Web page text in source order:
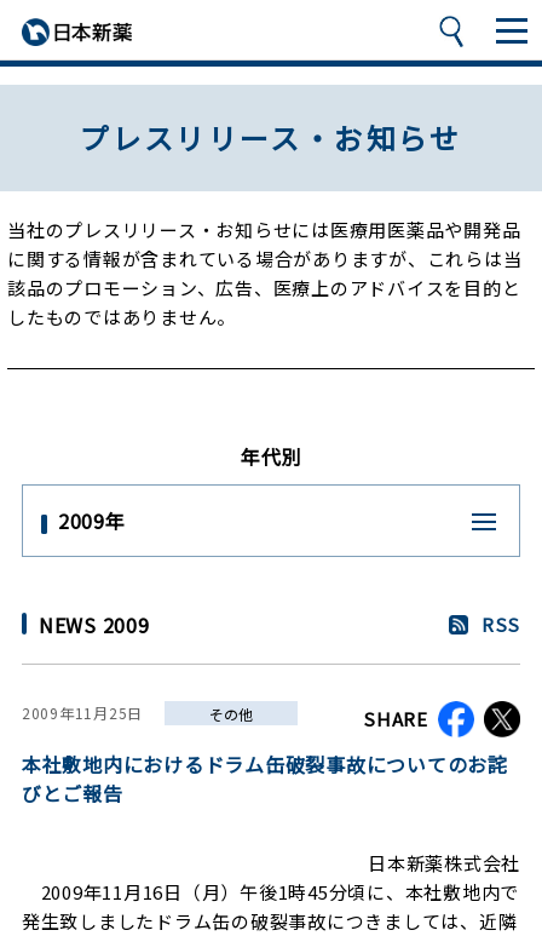
プレスリリース・お知らせ
当社のプレスリリース・お知らせには医療用医薬品や開発品
に関する情報が含まれている場合がありますが、
これらは当
該品のプロモーション、広告、医療上のアドバイスを目的と
したものではありません。
年代別
2009年
NEWS 2009 RSS
2009年11月25日 その他 SHARE
本社敷地内におけるドラム缶破裂事故についてのお詫
びとご報告
日本新薬株式会社
2009年11月16日（月）午後1時45分頃に、本社敷地内で
発生致しましたドラム缶の破裂事故につきましては、近隣